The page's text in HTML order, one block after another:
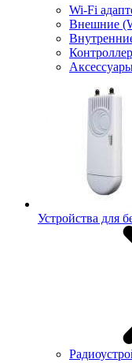
Wi-Fi
Внешние
Устройства для